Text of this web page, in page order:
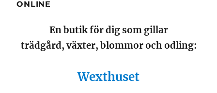
ONLINE
En butik för dig som gillar
trädgård, växter, blommor och odling:
Wexthuset